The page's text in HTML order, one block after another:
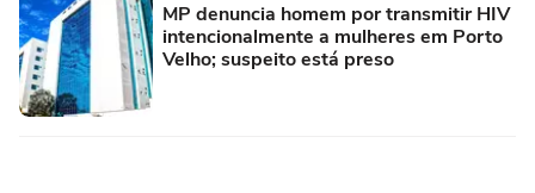
MP denuncia homem por transmitir HIV
intencionalmente a mulheres em Porto
Velho; suspeito está preso